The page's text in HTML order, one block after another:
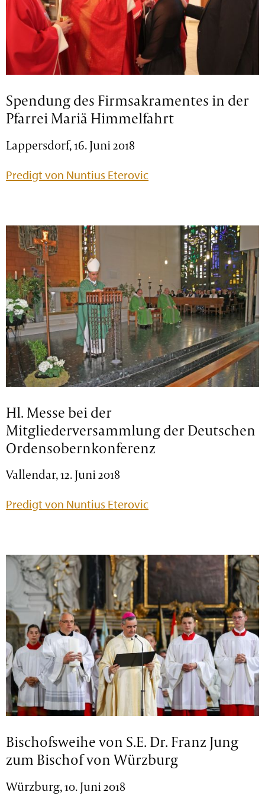
Spendung des Firmsakramentes in der
Pfarrei Mariä Himmelfahrt
Lappersdorf, 16. Juni 2018
Predigt von Nuntius Eterovic
Hl. Messe bei der
Mitgliederversammlung der Deutschen
Ordensobernkonferenz
Vallendar, 12. Juni 2018
Predigt von Nuntius Eterovic
Bischofsweihe von S.E. Dr. Franz Jung
zum Bischof von Würzburg
Würzburg, 10. Juni 2018